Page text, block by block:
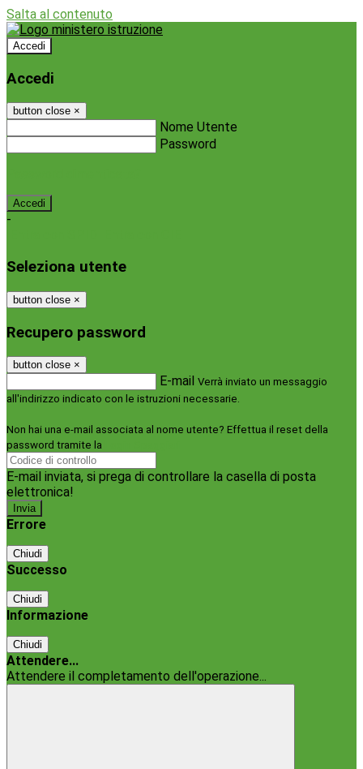
Salta al contenuto
Accedi
Accedi
button close ×
Nome Utente
Password
-
Seleziona utente
button close ×
Recupero password
button close ×
E-mail Verrà inviato un messaggio
all'indirizzo indicato con le istruzioni necessarie.
Non hai una e-mail associata al nome utente? Effettua il reset della
password tramite la
E-mail inviata, si prega di controllare la casella di posta
elettronica!
Errore
Chiudi
Successo
Chiudi
Informazione
Chiudi
Attendere...
Attendere il completamento dell'operazione...